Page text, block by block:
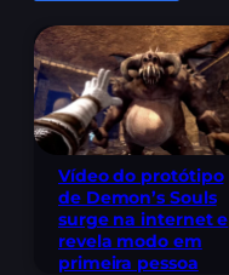
Vídeo do protótipo
de Demon’s Souls
surge na internet e
revela modo em
primeira pessoa